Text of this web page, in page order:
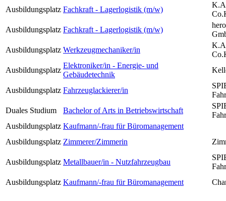
Ausbildungsplatz Fachkraft - Lagerlogistik (m/w)
Ausbildungsplatz Fachkraft - Lagerlogistik (m/w)
Ausbildungsplatz Werkzeugmechaniker/in
Ausbildungsplatz
Elektroniker/in - Energie- und
Gebäudetechnik
Ausbildungsplatz Fahrzeuglackierer/in
Duales Studium
Bachelor of Arts in Betriebswirtschaft
Ausbildungsplatz Kaufmann/-frau für Büromanagement
Ausbildungsplatz Zimmerer/Zimmerin
Ausbildungsplatz Metallbauer/in - Nutzfahrzeugbau
Ausbildungsplatz Kaufmann/-frau für Büromanagement